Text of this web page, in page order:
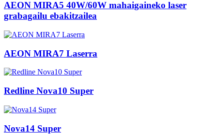
AEON MIRA5 40W/60W mahaigaineko laser
grabagailu ebakitzailea
AEON MIRA7 Laserra
Redline Nova10 Super
Nova14 Super